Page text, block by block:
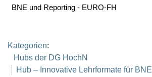
BNE und Reporting - EURO-FH
Kategorien:
Hubs der DG HochN
Hub – Innovative Lehrformate für BNE